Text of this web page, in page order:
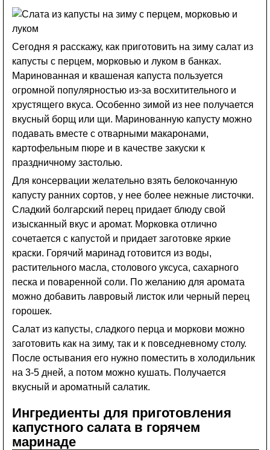
Сегодня я расскажу, как приготовить на зиму салат из
капусты с перцем, морковью и луком в банках.
Маринованная и квашеная капуста пользуется
огромной популярностью из-за восхитительного и
хрустящего вкуса. Особенно зимой из нее получается
вкусный борщ или щи. Маринованную капусту можно
подавать вместе с отварными макаронами,
картофельным пюре и в качестве закуски к
праздничному застолью.
Для консервации желательно взять белокочанную
капусту ранних сортов, у нее более нежные листочки.
Сладкий болгарский перец придает блюду свой
изысканный вкус и аромат. Морковка отлично
сочетается с капустой и придает заготовке яркие
краски. Горячий маринад готовится из воды,
растительного масла, столового уксуса, сахарного
песка и поваренной соли. По желанию для аромата
можно добавить лавровый листок или черный перец
горошек.
Салат из капусты, сладкого перца и моркови можно
заготовить как на зиму, так и к повседневному столу.
После остывания его нужно поместить в холодильник
на 3-5 дней, а потом можно кушать. Получается
вкусный и ароматный салатик.
Ингредиенты для приготовления
капустного салата в горячем
маринаде